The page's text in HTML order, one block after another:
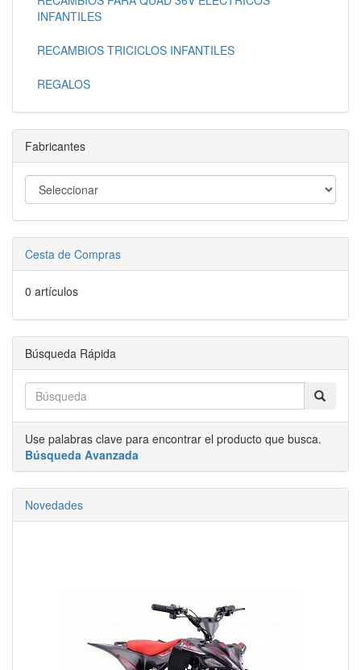
INFANTILES
RECAMBIOS TRICICLOS INFANTILES
REGALOS
Fabricantes
Cesta de Compras
0 artículos
Búsqueda Rápida
Use palabras clave para encontrar el producto que busca.
Búsqueda Avanzada
Novedades